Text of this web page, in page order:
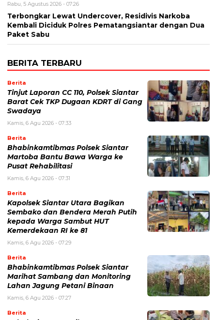
Rabu, 5 Agustus 2026 - 07:26
Terbongkar Lewat Undercover, Residivis Narkoba
Kembali Diciduk Polres Pematangsiantar dengan Dua
Paket Sabu
BERITA TERBARU
Berita
Tinjut Laporan CC 110, Polsek Siantar
Barat Cek TKP Dugaan KDRT di Gang
Swadaya
Kamis, 6 Agu 2026 - 07:33
Berita
Bhabinkamtibmas Polsek Siantar
Martoba Bantu Bawa Warga ke
Pusat Rehabilitasi
Kamis, 6 Agu 2026 - 07:31
Berita
Kapolsek Siantar Utara Bagikan
Sembako dan Bendera Merah Putih
kepada Warga Sambut HUT
Kemerdekaan RI ke 81
Kamis, 6 Agu 2026 - 07:29
Berita
Bhabinkamtibmas Polsek Siantar
Marihat Sambang dan Monitoring
Lahan Jagung Petani Binaan
Kamis, 6 Agu 2026 - 07:27
Berita